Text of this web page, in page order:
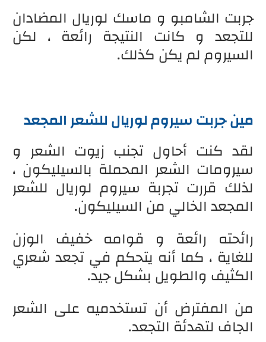
جربت الشامبو و ماسك لوريال المضادان
للتجعد و كانت النتيجة رائعة ، لكن
السيروم لم يكن كذلك.
مين جربت سيروم لوريال للشعر المجعد
لقد كنت أحاول تجنب زيوت الشعر و
سيرومات الشعر المحملة بالسيليكون ،
لذلك قررت تجربة سيروم لوريال للشعر
المجعد الخالي من السيليكون.
رائحته رائعة و قوامه خفيف الوزن
للغاية ، كما أنه يتحكم في تجعد شعري
الكثيف والطويل بشكل جيد.
من المفترض أن تستخدميه على الشعر
الجاف لتهدئة التجعد.